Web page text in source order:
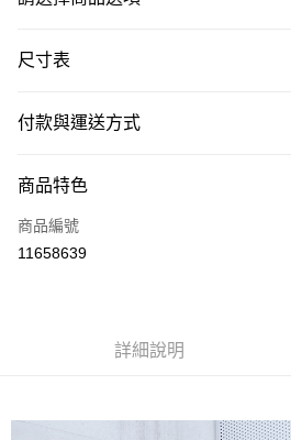
尺寸表
付款與運送方式
信用卡一次付款
運送方式
商品特色
商品編號
11658639
詳細說明